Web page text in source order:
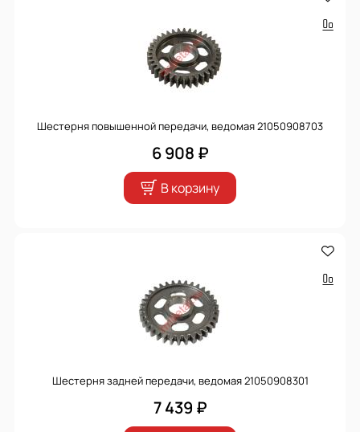
Шестерня повышенной передачи, ведомая 21050908703
6 908 ₽
В корзину
Шестерня задней передачи, ведомая 21050908301
7 439 ₽